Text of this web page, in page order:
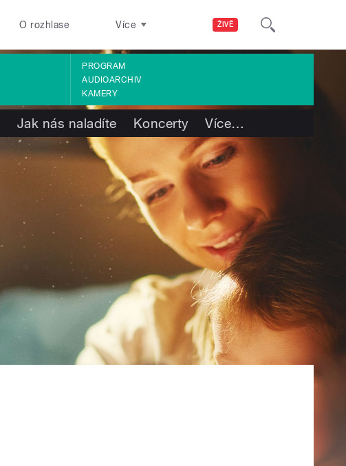
ŽIVĚ
O rozhlase Více
PROGRAM
AUDIOARCHIV
KAMERY
Jak nás naladíte Koncerty Více…